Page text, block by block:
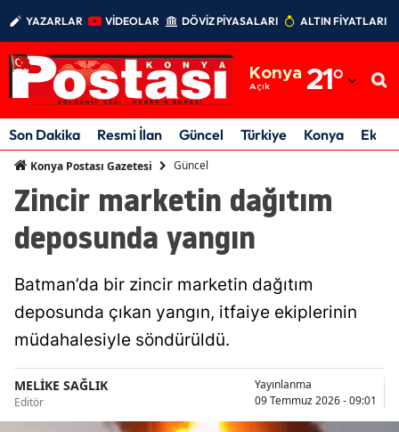
YAZARLAR VİDEOLAR DÖVİZ PİYASALARI ALTIN FİYATLARI
Konya
Açık 21°
Adıyaman
Afyonkarahisar
Amasya
Artvin
Balıkesir
Bilecik
Son Dakika Resmi İlan Güncel Türkiye Konya
Konya Postası Gazetesi Güncel
Zincir marketin dağıtım
deposunda yangın
Batman’da bir zincir marketin dağıtım
deposunda çıkan yangın, itfaiye ekiplerinin
müdahalesiyle söndürüldü.
MELİKE SAĞLIK
Editör
Yayınlanma
09 Temmuz 2026 - 09:01